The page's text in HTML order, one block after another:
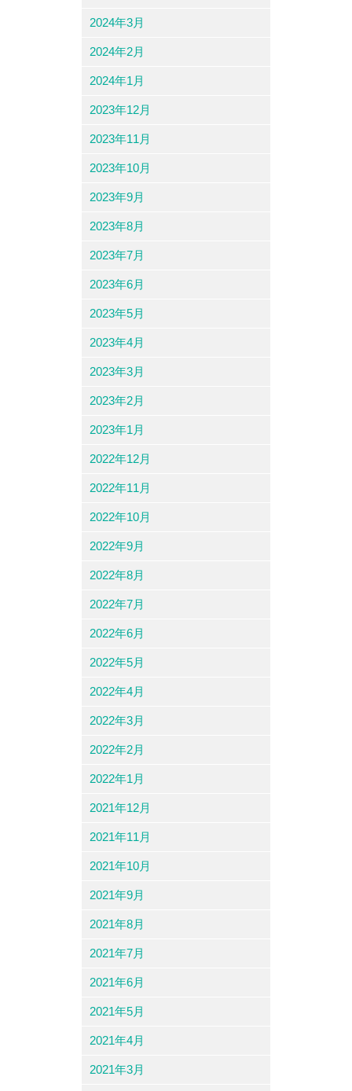
2024年3月
2024年2月
2024年1月
2023年12月
2023年11月
2023年10月
2023年9月
2023年8月
2023年7月
2023年6月
2023年5月
2023年4月
2023年3月
2023年2月
2023年1月
2022年12月
2022年11月
2022年10月
2022年9月
2022年8月
2022年7月
2022年6月
2022年5月
2022年4月
2022年3月
2022年2月
2022年1月
2021年12月
2021年11月
2021年10月
2021年9月
2021年8月
2021年7月
2021年6月
2021年5月
2021年4月
2021年3月